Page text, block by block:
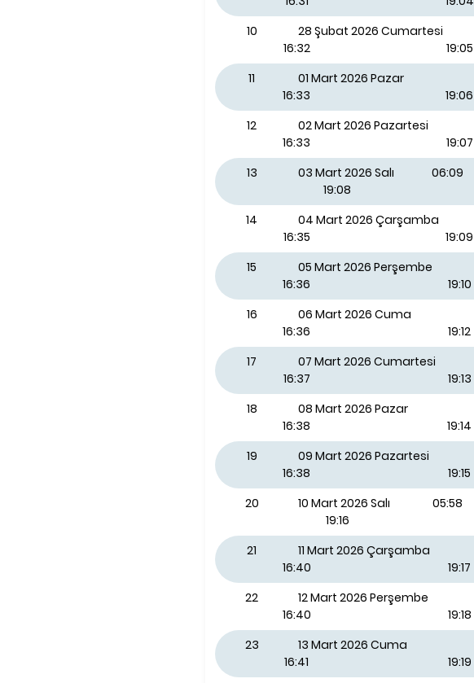
10
28 Şubat 2026 Cumartesi
16:32
19:05
11
01 Mart 2026 Pazar
16:33
19:06
12
02 Mart 2026 Pazartesi
16:33
19:07
13
03 Mart 2026 Salı 06:09
19:08
14
04 Mart 2026 Çarşamba
16:35
19:09
15
05 Mart 2026 Perşembe
16:36
19:10
16
06 Mart 2026 Cuma
16:36
19:12
17
07 Mart 2026 Cumartesi
16:37
19:13
18
08 Mart 2026 Pazar
16:38
19:14
19
09 Mart 2026 Pazartesi
16:38
19:15
20
10 Mart 2026 Salı 05:58
19:16
21
11 Mart 2026 Çarşamba
16:40
19:17
22
12 Mart 2026 Perşembe
16:40
19:18
23
13 Mart 2026 Cuma
16:41
19:19